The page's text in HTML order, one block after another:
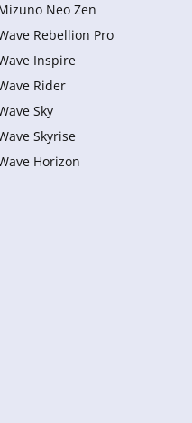
Neo Zen
Rebellion Pro
Inspire
Rider
Sky
Skyrise
Horizon